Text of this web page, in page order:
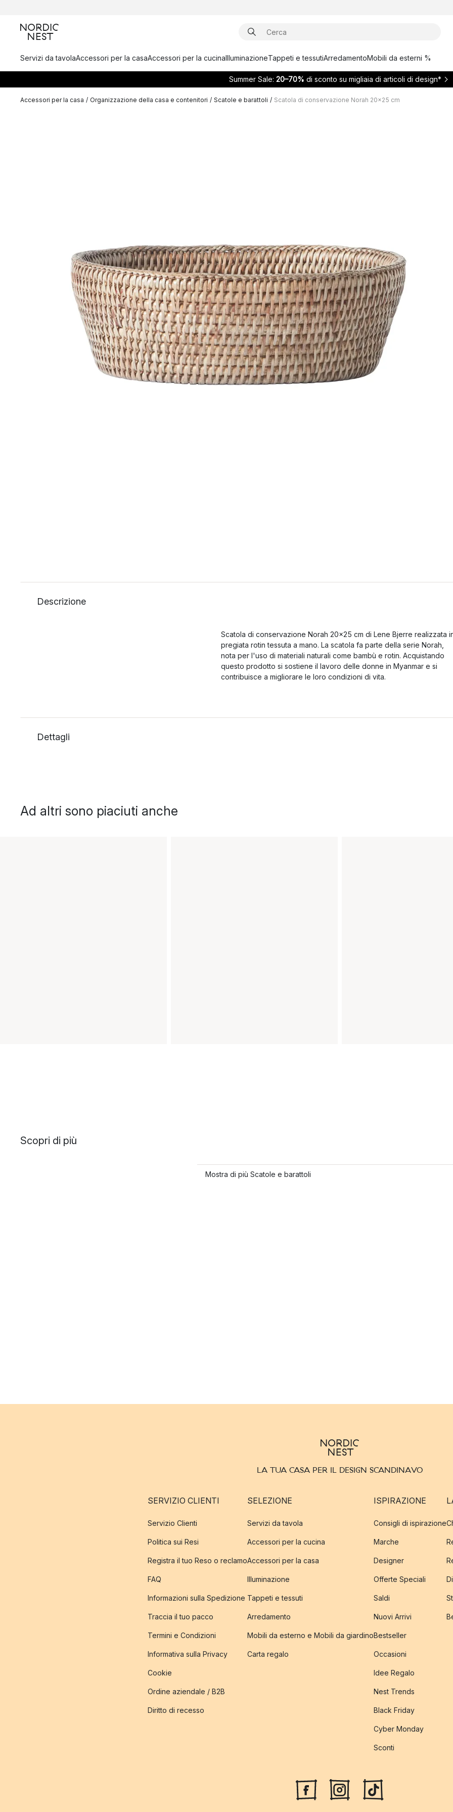
Servizi da tavolaAccessori per la casaAccessori per la cucinaIlluminazioneTappeti e tessutiArredamentoMobili da esterni %
Summer Sale: 20–70% di sconto su migliaia di articoli di design*
Accessori per la casa / Organizzazione della casa e contenitori / Scatole e barattoli / Scatola di conservazione Norah 20x25 cm
Descrizione
Scatola di conservazione Norah 20x25 cm di Lene Bjerre realizzata
pregiata rotin tessuta a mano. La scatola fa parte della serie Norah,
nota per l'uso di materiali naturali come bambù e rotin. Acquistando
questo prodotto si sostiene il lavoro delle donne in Myanmar e si
contribuisce a migliorare le loro condizioni di vita.
Dettagli
Ad altri sono piaciuti anche
Scopri di più
Mostra di più Scatole e barattoli
LA TUA CASA PER IL DESIGN SCANDINAVO
SERVIZIO CLIENTI
Servizio Clienti
Politica sui Resi
Registra il tuo Reso o reclamo
FAQ
Informazioni sulla Spedizione
Traccia il tuo pacco
Termini e Condizioni
Informativa sulla Privacy
Cookie
Ordine aziendale / B2B
Diritto di recesso
SELEZIONE
Servizi da tavola
Accessori per la cucina
Accessori per la casa
Illuminazione
Tappeti e tessuti
Arredamento
Mobili da esterno e Mobili da giardino
Carta regalo
ISPIRAZIONE
Consigli di ispirazione
Marche
Designer
Offerte Speciali
Saldi
Nuovi Arrivi
Bestseller
Occasioni
Idee Regalo
Nest Trends
Black Friday
Cyber Monday
Sconti